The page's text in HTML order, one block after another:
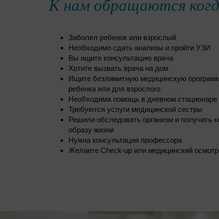
К нам обращаются
Заболел ребенок или взрослый
Необходимо сдать анализы и пройти УЗИ
Вы ищите консультацию врача
Хотите вызвать врача на дом
Ищите безлимитную медицинскую
ребенка или для взрослого
Необходима помощь в дневном стационаре
Требуются услуги медицинской сестры
Решили обследовать организм и получить
образу жизни
Нужна консультация профессора
Желаете Check-up или медицинский осмотр